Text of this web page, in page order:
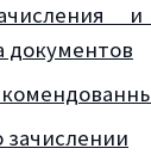
и
документов
зачислении